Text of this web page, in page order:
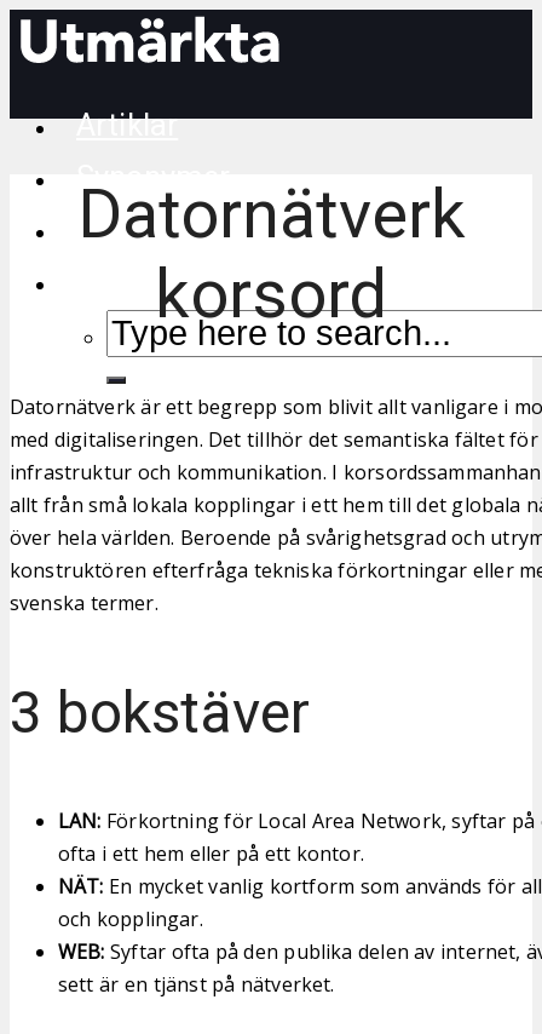
Artiklar
Korsordstips
Datornätverk
korsord
Datornätverk är ett begrepp som blivit allt vanligare i
med digitaliseringen. Det tillhör det semantiska fältet
infrastruktur och kommunikation. I
allt från små lokala kopplingar i ett hem till det globala
över hela världen. Beroende på svårighetsgrad och
konstruktören efterfråga tekniska förkortningar eller
svenska termer.
3 bokstäver
LAN: Förkortning för Local Area Network, syftar
ofta i ett hem eller på ett kontor.
NÄT: En mycket vanlig kortform som används för
och kopplingar.
WEB: Syftar ofta på den publika delen av internet,
sett är en tjänst på nätverket.